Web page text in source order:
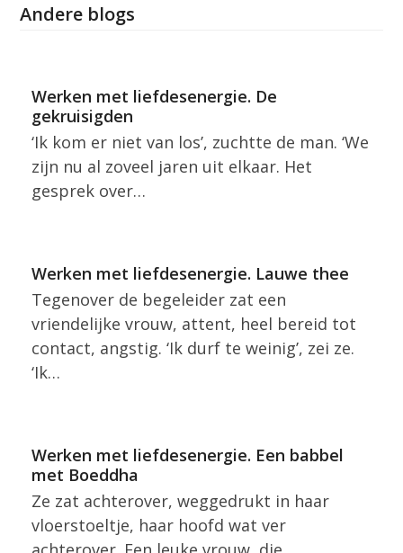
Andere blogs
Werken met liefdesenergie. De
gekruisigden
‘Ik kom er niet van los’, zuchtte de man. ‘We
zijn nu al zoveel jaren uit elkaar. Het
gesprek over…
Werken met liefdesenergie. Lauwe thee
Tegenover de begeleider zat een
vriendelijke vrouw, attent, heel bereid tot
contact, angstig. ‘Ik durf te weinig’, zei ze.
‘Ik…
Werken met liefdesenergie. Een babbel
met Boeddha
Ze zat achterover, weggedrukt in haar
vloerstoeltje, haar hoofd wat ver